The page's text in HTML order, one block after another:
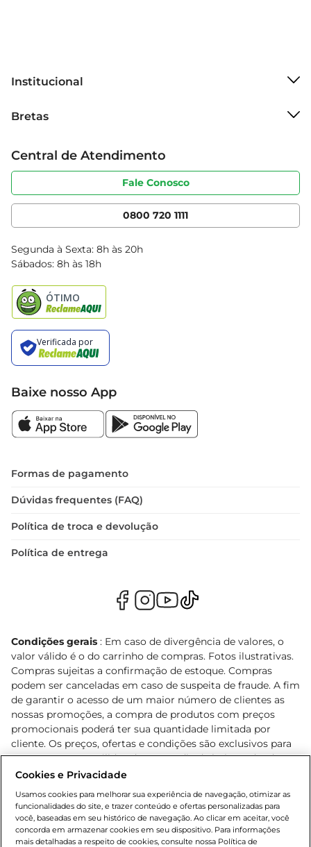
Institucional
Grupo Cencosud
Sobre privacidade
Portal do fornecedor
Cencosud Media
Bretas
Produtos Bretas
Código de ética
Serviços
Clube Bretas
Blog Bretas
Black Friday
Central de Atendimento
Fale Conosco
0800 720 1111
Segunda à Sexta: 8h às 20h
Sábados: 8h às 18h
Baixe nosso App
Formas de pagamento
Dúvidas frequentes (FAQ)
Política de troca e devolução
Política de entrega
Condições gerais : Em caso de divergência de valores, o
valor válido é o do carrinho de compras. Fotos ilustrativas.
Compras sujeitas a confirmação de estoque. Compras
podem ser canceladas em caso de suspeita de fraude. A fim
de garantir o acesso de um maior número de clientes as
nossas promoções, a compra de produtos com preços
promocionais poderá ter sua quantidade limitada por
cliente. Os preços, ofertas e condições são exclusivos para
o e-commerce e válidos durante o dia de hoje, podendo
sofrer alterações sem prévia notificação. Proibida a venda
Lei n.º 8069/90, art. 81, inciso II (Estatuto da Criança e do
Adolescente). Preços e condições exclusivos para o
www.bretas.com.br, podendo sofrer alterações sem aviso
Cookies e Privacidade
Usamos cookies para melhorar sua experiência de navegação, otimizar as
funcionalidades do site, e trazer conteúdo e ofertas personalizadas para
você, baseadas em seu histórico de navegação. Ao clicar em aceitar, você
concorda em armazenar cookies em seu dispositivo. Para informações
mais detalhadas a respeito de cookies, consulte nossa Política de